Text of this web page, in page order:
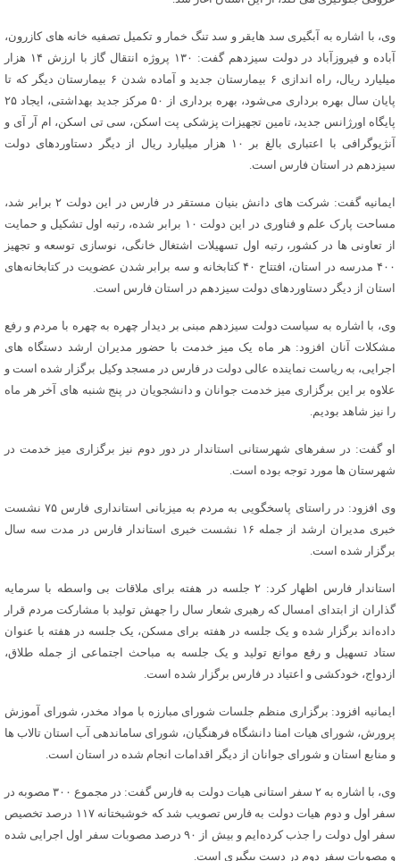
وی، با اشاره به آبگیری سد هایقر و سد تنگ خمار و تکمیل تصفیه خانه های کازرون،
آباده و فیروزآباد در دولت سیزدهم گفت: ۱۳۰ پروژه انتقال گاز با ارزش ۱۴ هزار
میلیارد ریال، راه اندازی ۶ بیمارستان جدید و آماده شدن ۶ بیمارستان دیگر که تا
پایان سال بهره برداری می‌شود، بهره برداری از ۵۰ مرکز جدید بهداشتی، ایجاد ۲۵
پایگاه اورژانس جدید، تامین تجهیزات پزشکی پت اسکن، سی تی اسکن، ام آر آی و
آنژیوگرافی با اعتباری بالغ بر ۱۰ هزار میلیارد ریال از دیگر دستاوردهای دولت
سیزدهم در استان فارس است.
ایمانیه گفت: شرکت های دانش بنیان مستقر در فارس در این دولت ۲ برابر شد،
مساحت پارک علم و فناوری در این دولت ۱۰ برابر شده، رتبه اول تشکیل و حمایت
از تعاونی ها در کشور، رتبه اول تسهیلات اشتغال خانگی، نوسازی توسعه و تجهیز
۴۰۰ مدرسه در استان، افتتاح ۴۰ کتابخانه و سه برابر شدن عضویت در کتابخانه‌های
استان از دیگر دستاوردهای دولت سیزدهم در استان فارس است.
وی، با اشاره به سیاست دولت سیزدهم مبنی بر دیدار چهره به چهره با مردم و رفع
مشکلات آنان افزود: هر ماه یک میز خدمت با حضور مدیران ارشد دستگاه های
اجرایی، به ریاست نماینده عالی دولت در فارس در مسجد وکیل برگزار شده است و
علاوه بر این برگزاری میز خدمت جوانان و دانشجویان در پنج شنبه های آخر هر ماه
را نیز شاهد بودیم.
او گفت: در سفرهای شهرستانی استاندار در دور دوم نیز برگزاری میز خدمت در
شهرستان ها مورد توجه بوده است.
وی افزود: در راستای پاسخگویی به مردم به میزبانی استانداری فارس ۷۵ نشست
خبری مدیران ارشد از جمله ۱۶ نشست خبری استاندار فارس در مدت سه سال
برگزار شده است.
استاندار فارس اظهار کرد: ۲ جلسه در هفته برای ملاقات بی واسطه با سرمایه
گذاران از ابتدای امسال که رهبری شعار سال را جهش تولید با مشارکت مردم قرار
داده‌اند برگزار شده و یک جلسه در هفته برای مسکن، یک جلسه در هفته با عنوان
ستاد تسهیل و رفع موانع تولید و یک جلسه به مباحث اجتماعی از جمله طلاق،
ازدواج، خودکشی و اعتیاد در فارس برگزار شده است.
ایمانیه افزود: برگزاری منظم جلسات شورای مبارزه با مواد مخدر، شورای آموزش
پرورش، شورای هیات امنا دانشگاه فرهنگیان، شورای ساماندهی آب استان تالاب ها
و منابع استان و شورای جوانان از دیگر اقدامات انجام شده در استان است.
وی، با اشاره به ۲ سفر استانی هیات دولت به فارس گفت: در مجموع ۳۰۰ مصوبه‌ در
سفر اول و دوم هیات دولت به فارس تصویب شد که خوشبختانه ۱۱۷ درصد تخصیص
سفر اول دولت را جذب کرده‌ایم و بیش از ۹۰ درصد مصوبات سفر اول اجرایی شده
و مصوبات سفر دوم در دست پیگیری است.